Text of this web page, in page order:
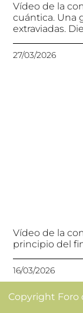
Vídeo de la
cuántica. Una
extraviadas.
27/03/2026
Vídeo de la
principio del
16/03/2026
Copyright Foro